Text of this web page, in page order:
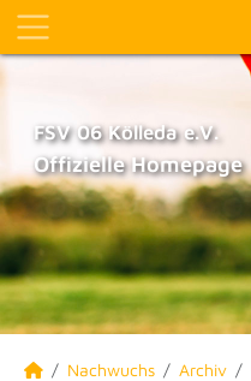
FSV 06 Kölleda e.V.
Offizielle Homepage
Nachwuchs Archiv